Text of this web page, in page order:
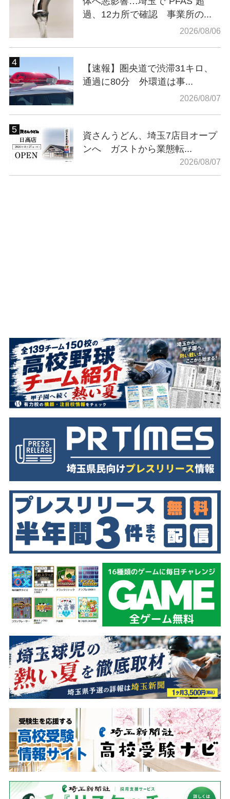
過、12カ所で確認 事業所の...
2026/08/06
【速報】圏央道で渋滞31キロ、
通過に80分 外環道は事...
2026/08/07
資さんうどん、埼玉7店目オープ
ンへ ガストから業態転...
2026/08/07